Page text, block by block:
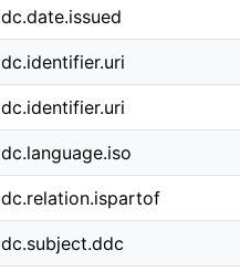
dc.date.issued
dc.identifier.uri
dc.identifier.uri
dc.language.iso
dc.relation.ispartof
dc.subject.ddc